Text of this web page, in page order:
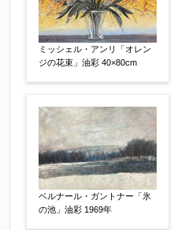
その他
サイン等の有無 【任意】
その他
限定番号 【任意】
ミッシェル・アンリ「オレン
ジの花束」油彩 40×80cm
ベルナール・ガントナー「氷
の池」油彩 1969年